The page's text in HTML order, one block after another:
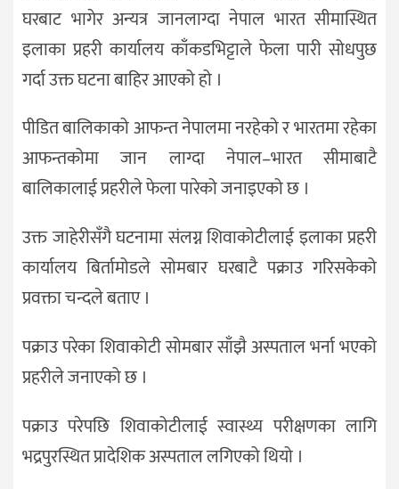
घरबाट भागेर अन्यत्र जानलाग्दा नेपाल भारत सीमास्थित
इलाका प्रहरी कार्यालय काँकडभिट्टाले फेला पारी सोधपुछ
गर्दा उक्त घटना बाहिर आएको हो ।
पीडित बालिकाको आफन्त नेपालमा नरहेको र भारतमा रहेका
आफन्तकोमा जान लाग्दा नेपाल–भारत सीमाबाटै
बालिकालाई प्रहरीले फेला पारेको जनाइएको छ ।
उक्त जाहेरीसँगै घटनामा संलग्न शिवाकोटीलाई इलाका प्रहरी
कार्यालय बिर्तामोडले सोमबार घरबाटै पक्राउ गरिसकेको
प्रवक्ता चन्दले बताए ।
पक्राउ परेका शिवाकोटी सोमबार साँझै अस्पताल भर्ना भएको
प्रहरीले जनाएको छ ।
पक्राउ परेपछि शिवाकोटीलाई स्वास्थ्य परीक्षणका लागि
भद्रपुरस्थित प्रादेशिक अस्पताल लगिएको थियो ।